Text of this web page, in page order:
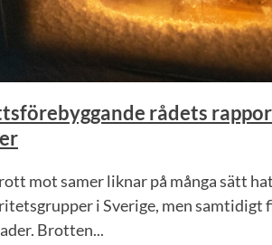
rådets
mot samer liknar på många sätt
i Sverige, men samtidigt
Brotten...